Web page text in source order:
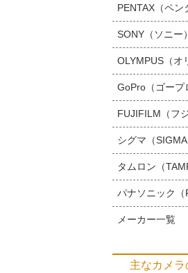
PENTAX（ペン
SONY（ソニー）
OLYMPUS（オ
GoPro（ゴープ
FUJIFILM（フ
シグマ（SIGMA
タムロン（
パナソニック（
メーカー一覧
主なカメラ